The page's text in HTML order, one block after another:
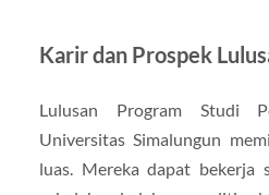
Karir dan Prospek
Lulusan Program Studi
Universitas Simalungun
luas. Mereka dapat bekerja